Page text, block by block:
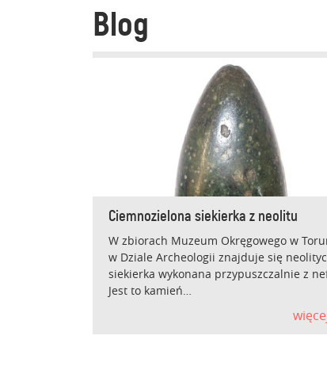
Blog
Ciemnozielona siekierka z neolitu
W zbiorach Muzeum Okręgowego w
w Dziale Archeologii znajduje się
siekierka wykonana przypuszczalnie z
Jest to kamień…